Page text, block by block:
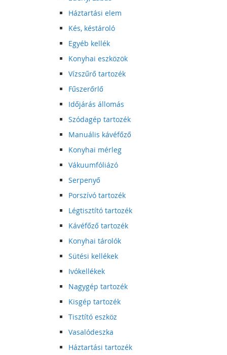
Háztartási elem
Kés, késtároló
Egyéb kellék
Konyhai eszközök
Vízszűrő tartozék
Fűszerőrlő
Időjárás állomás
Szódagép tartozék
Manuális kávéfőző
Konyhai mérleg
Vákuumfóliázó
Serpenyő
Porszívó tartozék
Légtisztító tartozék
Kávéfőző tartozék
Konyhai tárolók
Sütési kellékek
Ivókellékek
Nagygép tartozék
Kisgép tartozék
Tisztító eszköz
Vasalódeszka
Háztartási tartozék